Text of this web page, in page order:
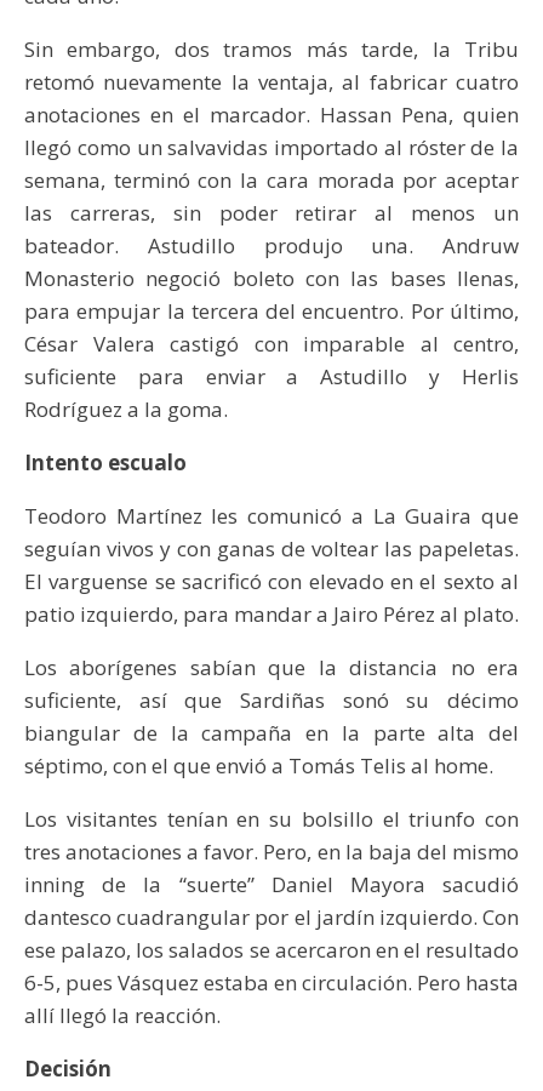
Sin embargo, dos tramos más tarde, la Tribu
retomó nuevamente la ventaja, al fabricar cuatro
anotaciones en el marcador. Hassan Pena, quien
llegó como un salvavidas importado al róster de la
semana, terminó con la cara morada por aceptar
las carreras, sin poder retirar al menos un
bateador. Astudillo produjo una. Andruw
Monasterio negoció boleto con las bases llenas,
para empujar la tercera del encuentro. Por último,
César Valera castigó con imparable al centro,
suficiente para enviar a Astudillo y Herlis
Rodríguez a la goma.
Intento escualo
Teodoro Martínez les comunicó a La Guaira que
seguían vivos y con ganas de voltear las papeletas.
El varguense se sacrificó con elevado en el sexto al
patio izquierdo, para mandar a Jairo Pérez al plato.
Los aborígenes sabían que la distancia no era
suficiente, así que Sardiñas sonó su décimo
biangular de la campaña en la parte alta del
séptimo, con el que envió a Tomás Telis al home.
Los visitantes tenían en su bolsillo el triunfo con
tres anotaciones a favor. Pero, en la baja del mismo
inning de la “suerte” Daniel Mayora sacudió
dantesco cuadrangular por el jardín izquierdo. Con
ese palazo, los salados se acercaron en el resultado
6-5, pues Vásquez estaba en circulación. Pero hasta
allí llegó la reacción.
Decisión